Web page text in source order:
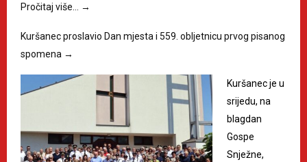
Pročitaj više…
→
Kuršanec proslavio Dan mjesta i 559. obljetnicu prvog pisanog
spomena →
Kuršanec je u
srijedu, na
blagdan
Gospe
Snježne,